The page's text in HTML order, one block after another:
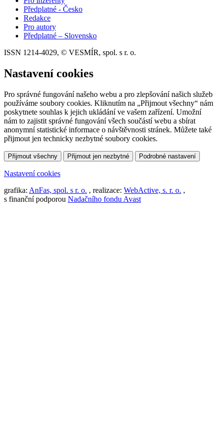
Předplatné - Česko
Redakce
Pro autory
Předplatné – Slovensko
ISSN 1214-4029, © VESMÍR, spol. s r. o.
Nastavení cookies
Pro správné fungování našeho webu a pro zlepšování našich služeb
používáme soubory cookies. Kliknutím na „Přijmout všechny“ nám
poskytnete souhlas k jejich ukládání ve vašem zařízení. Umožní
nám to zajistit správné fungování všech součástí webu a sbírat
anonymní statistické informace o návštěvnosti stránek. Můžete také
přijmout jen technicky nezbytné soubory cookies.
Přijmout všechny Přijmout jen nezbytné Podrobné nastavení
Nastavení cookies
grafika: AnFas, spol. s r. o. , realizace: WebActive, s. r. o. ,
s finanční podporou Nadačního fondu Avast